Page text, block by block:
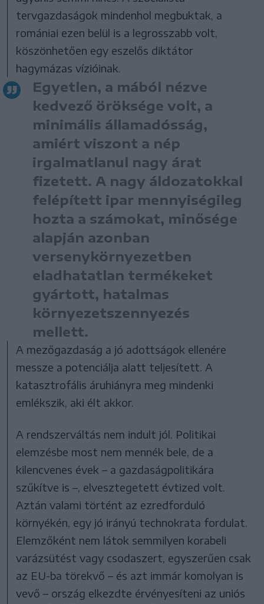
tervgazdaságok mindenhol megbuktak, a
romániai ezen belül is a legrosszabb volt,
köszönhetően egy eszelős diktátor
hagymázas vízióinak.
Egyetlen, a mából nézve
kedvező öröksége volt, a
minimális államadósság,
amiért viszont a nép
irgalmatlanul nagy árat
fizetett. A nagy áldozatokkal
felépített ipar mennyiségileg
hozta a számokat, minősége
alapján azonban
versenykörnyezetben
eladhatatlan termékeket
gyártott, hatalmas
környezetszennyezés
mellett.
A mezőgazdaság a jó adottságok ellenére
messze a potenciálja alatt teljesített. A
katasztrofális áruhiányra meg mindenki
emlékszik, aki élt akkor.
A rendszerváltás nem indult jól. Politikai
elemzésbe most nem mennék bele, de a
kilencvenes évek – a gazdaságpolitikára
szűkítve is –, elvesztegetett évtized volt.
Aztán valami történt az ezredforduló
környékén, egy jó irányú technokrata fordulat.
Elemzőként nem látok semmilyen korabeli
varázsütést vagy csodaszert, egyszerűen csak
az EU-ba törekvő – és azt immár komolyan is
vevő – ország elkezdte érvényesíteni az uniós